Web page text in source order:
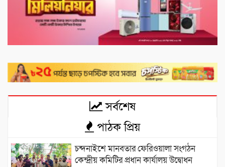
সর্বশেষ
পাঠক প্রিয়
চন্দনাইশে মানবতার ফেরিওয়ালা সংগঠন
কেন্দ্রীয় কমিটির প্রধান কার্যালয় উদ্বোধন